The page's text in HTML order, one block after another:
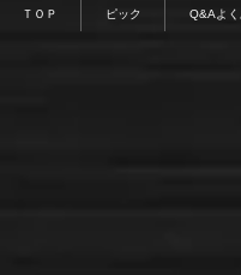
ＴＯＰ ピック Q&Aよ